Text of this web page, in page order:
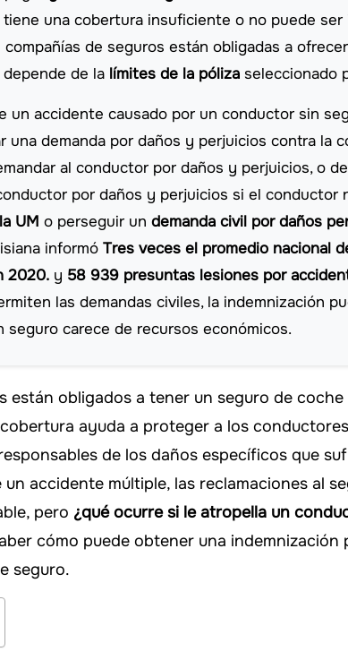
una cobertura insuficiente o no puede
compañías de seguros están obligadas a
de la límites de la póliza seleccionado
un accidente causado por un conductor sin
una demanda por daños y perjuicios contra la
al conductor por daños y perjuicios, o
por daños y perjuicios si el conductor
UM o perseguir un demanda civil por daños
informó Tres veces el promedio nacional
2020. y 58 939 presuntas lesiones por
las demandas civiles, la indemnización
seguro carece de recursos económicos.
están obligados a tener un seguro de
ayuda a proteger a los
de los daños específicos que
accidente múltiple, las reclamaciones al
pero ¿qué ocurre si le atropella un
cómo puede obtener una
seguro.